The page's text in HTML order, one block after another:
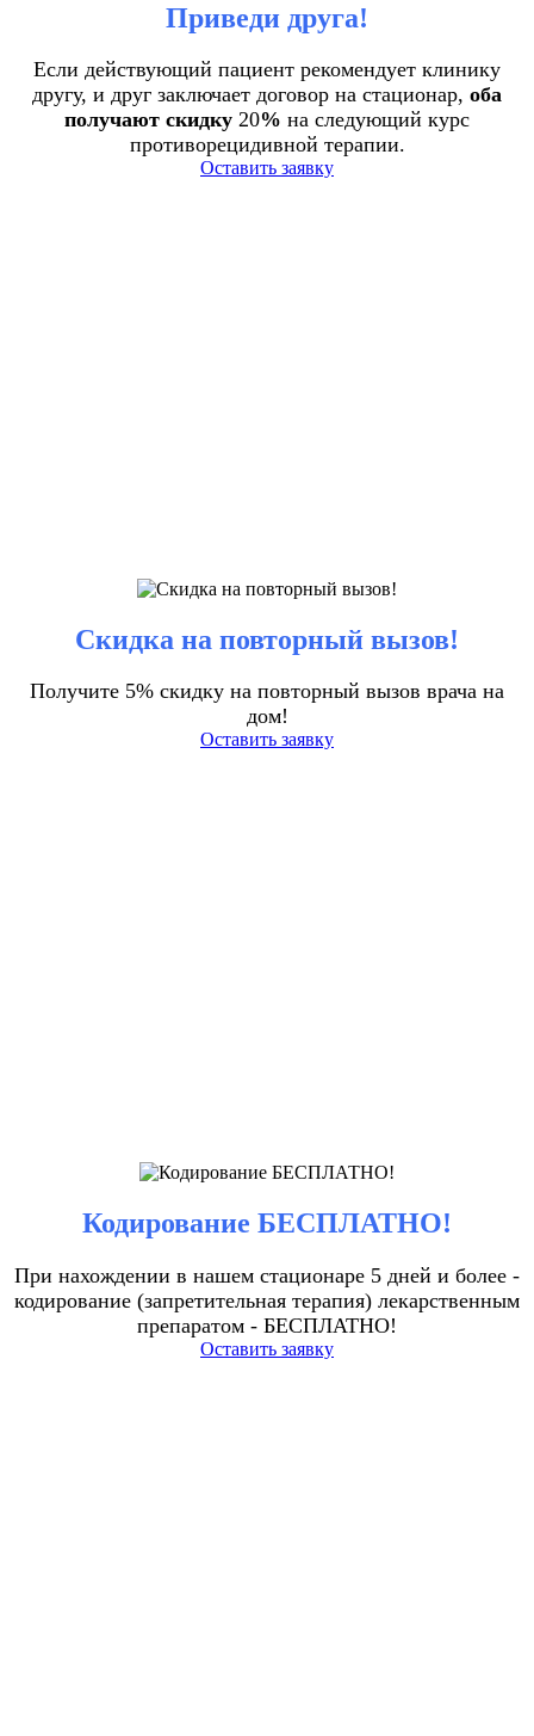
Приведи друга!
Если действующий пациент рекомендует клинику
другу, и друг заключает договор на стационар, оба
получают скидку 20% на следующий курс
противорецидивной терапии.
Оставить заявку
Скидка на повторный вызов!
Получите 5% скидку на повторный вызов врача на
дом!
Оставить заявку
Кодирование БЕСПЛАТНО!
При нахождении в нашем стационаре 5 дней и более -
кодирование (запретительная терапия) лекарственным
препаратом - БЕСПЛАТНО!
Оставить заявку